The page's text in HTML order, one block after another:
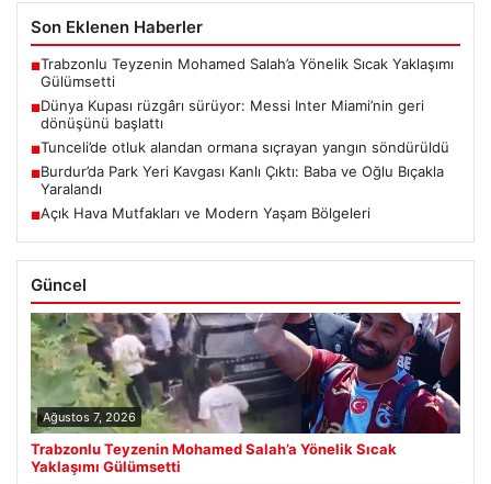
Son Eklenen Haberler
■Trabzonlu Teyzenin Mohamed Salah’a Yönelik Sıcak Yaklaşımı
Gülümsetti
■Dünya Kupası rüzgârı sürüyor: Messi Inter Miami’nin geri
dönüşünü başlattı
■Tunceli’de otluk alandan ormana sıçrayan yangın söndürüldü
■Burdur’da Park Yeri Kavgası Kanlı Çıktı: Baba ve Oğlu Bıçakla
Yaralandı
■Açık Hava Mutfakları ve Modern Yaşam Bölgeleri
Güncel
Ağustos 7, 2026
Trabzonlu Teyzenin Mohamed Salah’a Yönelik Sıcak
Yaklaşımı Gülümsetti